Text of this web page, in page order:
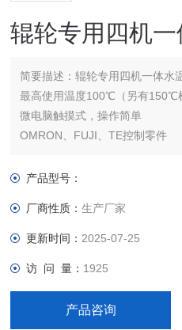
辊轮专用四机
简要描述：辊轮专用四机一体水
最高使用温度100℃（另有150℃
微电脑触摸式，操作简单
OMRON、FUJI、TE控制零件
产品型号：
厂商性质：生产厂家
更新时间： 2025-07-25
访 问 量： 1925
产品咨询